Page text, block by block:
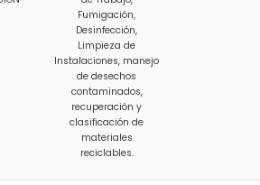
Fumigación,
Desinfección,
Limpieza de
Instalaciones, manejo
de desechos
contaminados,
recuperación y
clasificación de
materiales
reciclables.